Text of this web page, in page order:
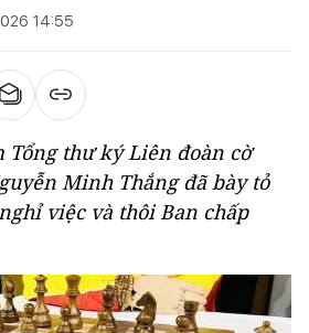
14:55
Tổng thư ký Liên đoàn cờ
Minh Thắng đã bày tỏ
việc và thôi Ban chấp